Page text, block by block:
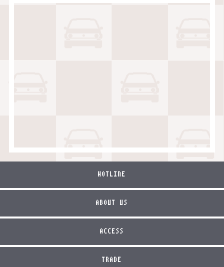
HOTLINE
ABOUT US
ACCESS
TRADE